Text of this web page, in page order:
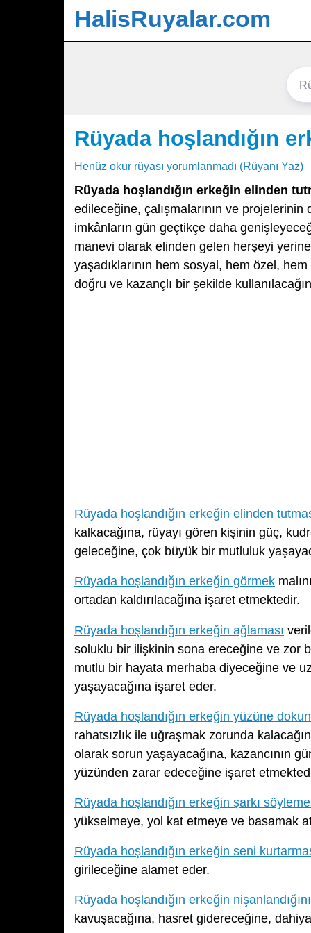
HalisRuyalar.com
Rüyada hoşlandığın
Henüz okur rüyası yorumlanmadı (Rüyanı Yaz)
Rüyada hoşlandığın erkeğin elinden
edileceğine, çalışmalarının ve projelerinin
imkânların gün geçtikçe daha
manevi olarak elinden gelen herşeyi
yaşadıklarının hem sosyal, hem özel,
doğru ve kazançlı bir şekilde
Rüyada hoşlandığın erkeğin elinden
kalkacağına, rüyayı gören kişinin güç,
geleceğine, çok büyük bir mutluluk
Rüyada hoşlandığın erkeğin görmek
ortadan kaldırılacağına işaret etmektedir.
Rüyada hoşlandığın erkeğin ağlaması
soluklu bir ilişkinin sona ereceğine ve zor
mutlu bir hayata merhaba diyeceğine ve
yaşayacağına işaret eder.
Rüyada hoşlandığın erkeğin yüzüne
rahatsızlık ile uğraşmak zorunda
olarak sorun yaşayacağına, kazancının
yüzünden zarar edeceğine işaret
Rüyada hoşlandığın erkeğin şarkı
yükselmeye, yol kat etmeye ve basamak
Rüyada hoşlandığın erkeğin seni
girileceğine alamet eder.
Rüyada hoşlandığın erkeğin
kavuşacağına, hasret gidereceğine,